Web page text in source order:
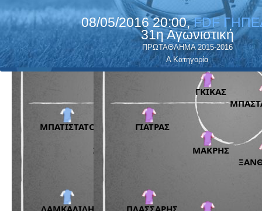
08/05/2016 20:00,FDF
31η Αγωνιστική
ΠΡΩΤΑΘΛΗΜΑ 2015-2016
Α Κατηγορία